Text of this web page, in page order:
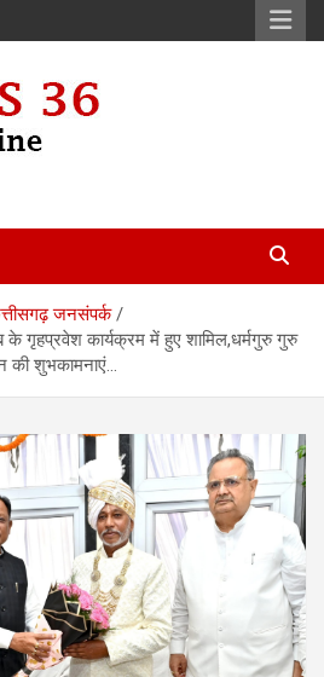
जनसंपर्क
गृहप्रवेश कार्यक्रम में हुए शामिल,धर्मगुरु गुरु
की शुभकामनाएं…